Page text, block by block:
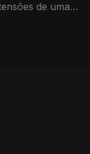
de uma